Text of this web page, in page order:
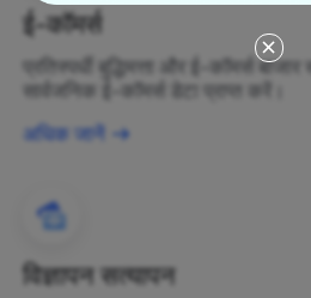
ई-कॉमर्स
प्रतिस्पर्धी बुद्धिमत्ता और ई-कॉमर्स
सार्वजनिक ई-कॉमर्स डेटा प्राप्त करें।
अधिक जानें
विज्ञापन सत्यापन